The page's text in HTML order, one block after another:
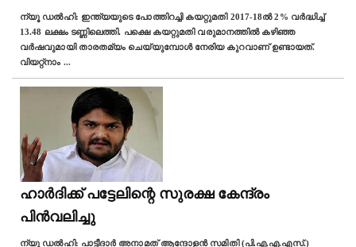
ന്യൂ ഡല്‍ഹി: ഇന്ത്യയുടെ പോത്തിറച്ചി കയറ്റുമതി 2017-18ൽ 2% വര്‍ദ്ധിച്ച്
13.48 ലക്ഷം ടണ്ണിലെത്തി. പക്ഷെ കയറ്റുമതി വരുമാനത്തിൽ കഴിഞ്ഞ
വര്‍ഷവുമായി താരതമ്യം ചെയ്യുമ്പോൾ നേരിയ കുറവാണ് ഉണ്ടായത്.
വിയറ്റ്നാം ...
ഹാർദിക്ക് പട്ടേലിന്റെ സുരക്ഷ കേന്ദ്രം
പിൻവലിച്ചു
ന്യൂ ഡല്‍ഹി: പാട്ടീദാർ അനാമത് ആന്ദോളൻ സമിതി (പി.എ.എ.എസ്.)